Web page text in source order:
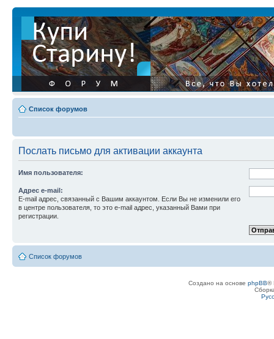
Список форумов
Послать письмо для активации аккаунта
Имя пользователя:
Адрес e-mail:
E-mail адрес, связанный с Вашим аккаунтом. Если Вы не изменили его
в центре пользователя, то это e-mail адрес, указанный Вами при
регистрации.
Список форумов
Создано на основе phpBB®